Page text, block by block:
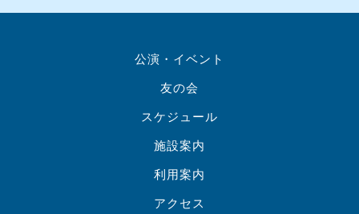
公演・イベント
友の会
スケジュール
施設案内
利用案内
アクセス